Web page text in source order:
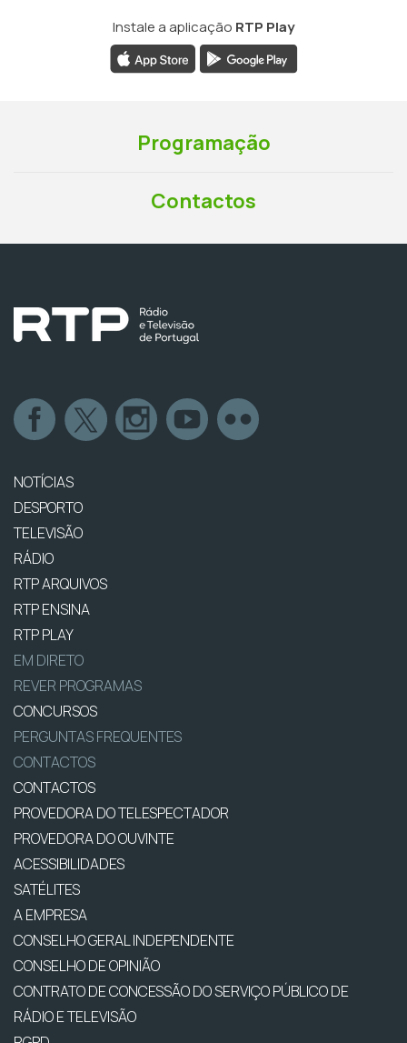
Instale a aplicação RTP Play
Programação
Contactos
NOTÍCIAS
DESPORTO
TELEVISÃO
RÁDIO
RTP ARQUIVOS
RTP ENSINA
RTP PLAY
EM DIRETO
REVER PROGRAMAS
CONCURSOS
PERGUNTAS FREQUENTES
CONTACTOS
CONTACTOS
PROVEDORA DO TELESPECTADOR
PROVEDORA DO OUVINTE
ACESSIBILIDADES
SATÉLITES
A EMPRESA
CONSELHO GERAL INDEPENDENTE
CONSELHO DE OPINIÃO
CONTRATO DE CONCESSÃO DO SERVIÇO PÚBLICO DE
RÁDIO E TELEVISÃO